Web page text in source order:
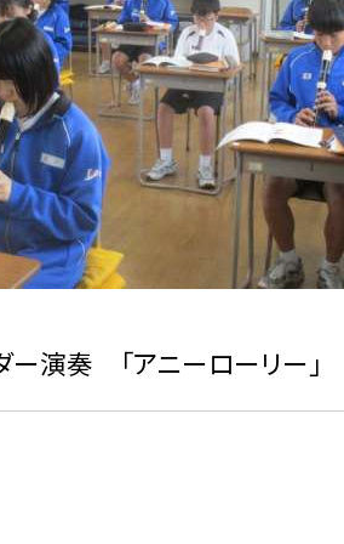
演奏 「アニーローリー」